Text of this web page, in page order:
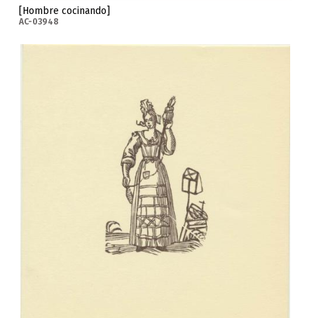
[Hombre cocinando]
AC-03948